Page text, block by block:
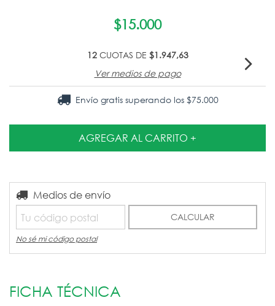
$15.000
12CUOTAS DE $1.947,63
Ver medios de pago
Envío gratis superando los $75.000
Entregas para el CP:
Medios de envío
CALCULAR
No sé mi código postal
FICHA TÉCNICA